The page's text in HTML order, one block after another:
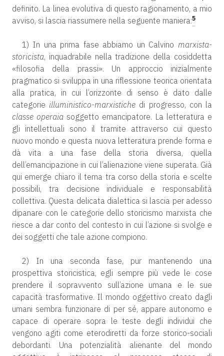
definito. La linea evolutiva di questo ragionamento, a mio
avviso, si lascia riassumere nella seguente maniera:5
1) In una prima fase abbiamo un Calvino marxista-
storicista, inquadrabile nella tradizione della cosiddetta
«filosofia della prassi». Un approccio inizialmente
pragmatico si sviluppa in una riflessione teorica orientata
alla pratica, in cui l’orizzonte di senso è dato dalle
categorie illuministico-marxistiche di progresso, con la
classe operaia soggetto emancipatore. La letteratura e
gli intellettuali sono il tramite attraverso cui questo
nuovo mondo e questa nuova letteratura prende forma e
dà vita a una fase della storia diversa, quella
dell’emancipazione in cui l’alienazione viene superata. Già
qui emerge chiaro il tema tra corso della storia e scelte
possibili, tra decisione individuale e responsabilità
collettiva. Questa delicata dialettica si lascia per adesso
dipanare con le categorie dello storicismo marxista che
riesce a dar conto del contesto in cui l’azione si svolge e
dei soggetti che tale azione compiono.
2) In una seconda fase, pur mantenendo una
prospettiva storicistica, egli sempre più vede le cose
prendere il sopravvento sull’azione umana e le sue
capacità trasformative. Il mondo oggettivo creato dagli
umani sembra funzionare di per sé, appare autonomo e
capace di operare sopra le teste degli individui che
vengono agiti come eterodiretti da forze storico-sociali
debordanti. Una potenzialità alienante del mondo